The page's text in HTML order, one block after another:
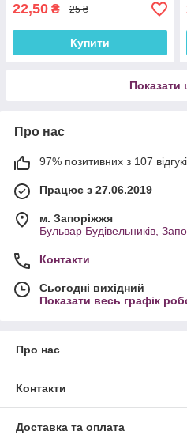
22,50 ₴ 25 ₴
Купити
Показати
Про нас
97% позитивних з 107
Працює з 27.06.2019
м. Запоріжжя
Бульвар Будівельників,
Контакти
Сьогодні вихідний
Показати весь графік
Про нас
Контакти
Доставка та оплата